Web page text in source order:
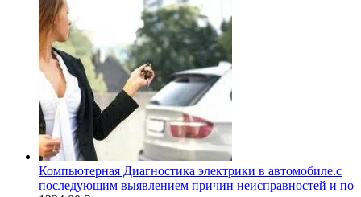
Компьютерная Диагностика электрики в автомобиле.с
последующим выявлением причин неисправностей и по